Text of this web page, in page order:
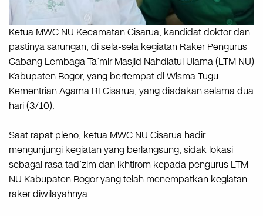
Ketua MWC NU Kecamatan Cisarua, kandidat doktor dan
pastinya sarungan, di sela-sela kegiatan Raker Pengurus
Cabang Lembaga Ta’mir Masjid Nahdlatul Ulama (LTM NU)
Kabupaten Bogor, yang bertempat di Wisma Tugu
Kementrian Agama RI Cisarua, yang diadakan selama dua
hari (3/10).
Saat rapat pleno, ketua MWC NU Cisarua hadir
mengunjungi kegiatan yang berlangsung, sidak lokasi
sebagai rasa tad’zim dan ikhtirom kepada pengurus LTM
NU Kabupaten Bogor yang telah menempatkan kegiatan
raker diwilayahnya.